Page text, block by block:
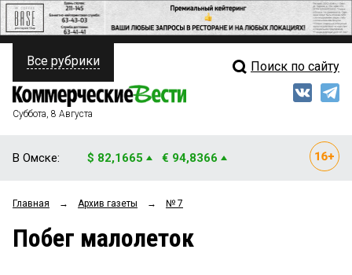
ПОЛИТИКА
ФИНАНСЫ
ОБЩЕСТВО
ЗАКОН
Свежий выпуск
Все рубрики Поиск по сайту
Суббота, 8 Августа
В Омске: $ 82,1665 € 94,8366
Главная → Архив газеты → № 7
Побег малолеток